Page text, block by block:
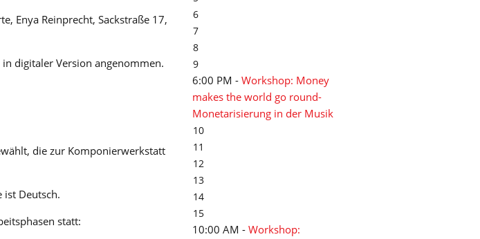
Enya Reinprecht, Sackstraße 17,
digitaler Version angenommen.
die zur Komponierwerkstatt
ist Deutsch.
statt:
6
7
8
9
6:00 PM - Workshop: Money
makes the world go round-
Monetarisierung in der Musik
10
11
12
13
14
15
10:00 AM - Workshop: